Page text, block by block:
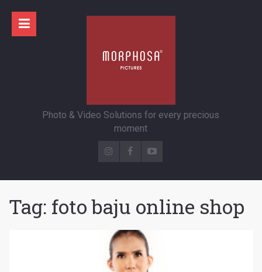
Photo & Video Solutions for every precious
moment
Tag: foto baju online shop